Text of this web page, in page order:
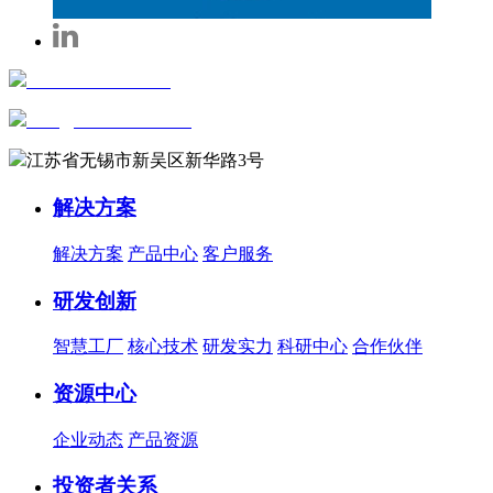
江苏省无锡市新吴区新华路3号
解决方案
解决方案 产品中心 客户服务
研发创新
智慧工厂 核心技术 研发实力 科研中心 合作伙伴
资源中心
企业动态 产品资源
投资者关系